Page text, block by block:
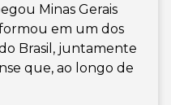
Minas Gerais
em um dos
Brasil, juntamente
que, ao longo de